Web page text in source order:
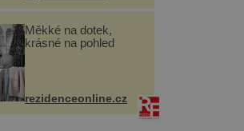
Měkké na dotek,
krásné na pohled
rezidenceonline.cz